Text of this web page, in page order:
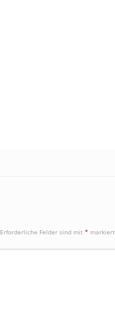
Erforderliche Felder sind mit * markiert